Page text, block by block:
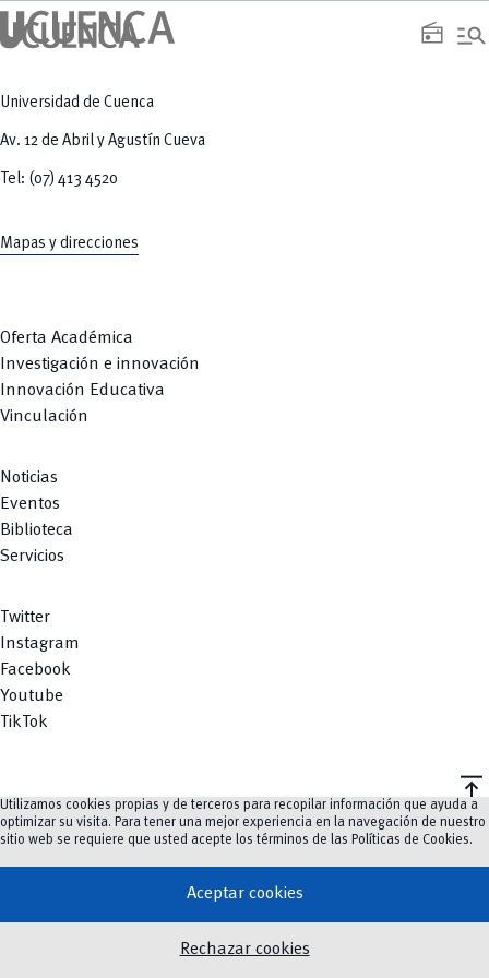
radio manage_search
Universidad de Cuenca
Av. 12 de Abril y Agustín Cueva
Tel: (07) 413 4520
Mapas y direcciones
Oferta Académica
Investigación e innovación
Innovación Educativa
Vinculación
Noticias
Eventos
Biblioteca
Servicios
Twitter
Instagram
Facebook
Youtube
TikTok
vertical_align_top
©2023-2026UCuenca.
Utilizamos cookies propias y de terceros para recopilar información que ayuda a
optimizar su visita. Para tener una mejor experiencia en la navegación de nuestro
sitio web se requiere que usted acepte los términos de las Políticas de Cookies.
Aceptar cookies
Rechazar cookies